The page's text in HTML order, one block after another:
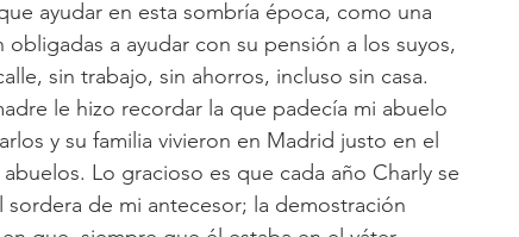
ayudar en esta sombría época, como una
a ayudar con su pensión a los suyos,
sin trabajo, sin ahorros, incluso sin casa.
le hizo recordar la que padecía mi abuelo
y su familia vivieron en Madrid justo en el
Lo gracioso es que cada año Charly se
de mi antecesor; la demostración